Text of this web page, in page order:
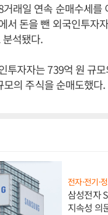
래일 연속 순매수세
서 돈을 뺀 외국인투자
석됐다.
투자자는 739억 원 규
의 주식을 순매도했
전자·전기·
삼성전자
지속성 의